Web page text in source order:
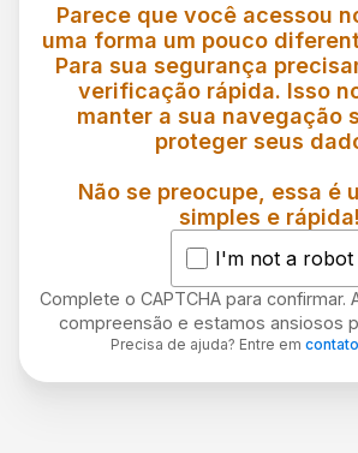
Parece que você acessou
uma forma um pouco
Para sua segurança
verificação rápida. Isso
manter a sua navegação
proteger seus
Não se preocupe, essa é
simples e rápida!
I'm not a robot
Complete o CAPTCHA para confirmar.
compreensão e estamos ansiosos
Precisa de ajuda? Entre em